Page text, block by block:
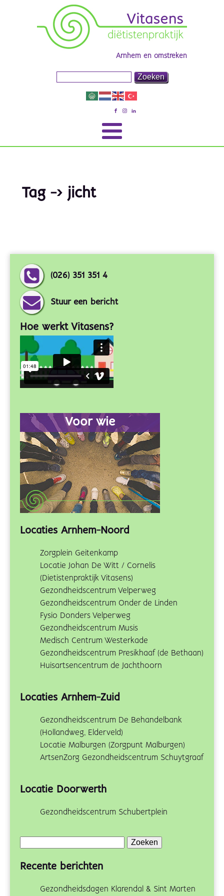
Arnhem en omstreken
Tag -> jicht
(026) 351 351 4
Stuur een bericht
Hoe werkt Vitasens?
Voor wie
Locaties Arnhem-Noord
Zorgplein Geitenkamp
Locatie Johan De Witt / Cornelis
(Dietistenpraktijk Vitasens)
Gezondheidscentrum Velperweg
Gezondheidscentrum Onder de Linden
Fysio Donders Velperweg
Gezondheidscentrum Musis
Medisch Centrum Westerkade
Gezondheidscentrum Presikhaaf (de Bethaan)
Huisartsencentrum de Jachthoorn
Locaties Arnhem-Zuid
Gezondheidscentrum De Behandelbank
(Hollandweg, Elderveld)
Locatie Malburgen (Zorgpunt Malburgen)
ArtsenZorg Gezondheidscentrum Schuytgraaf
Locatie Doorwerth
Gezondheidscentrum Schubertplein
Recente berichten
Gezondheidsdagen Klarendal & Sint Marten